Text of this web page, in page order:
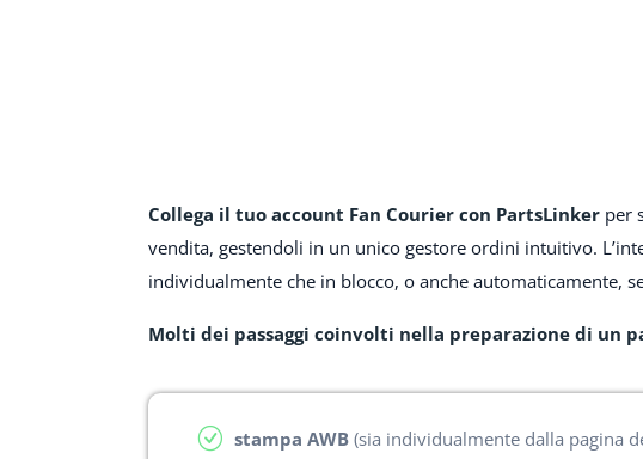
Collega il tuo account Fan Courier con PartsLinker per
vendita, gestendoli in un unico gestore ordini intuitivo.
individualmente che in blocco, o anche automaticamente,
Molti dei passaggi coinvolti nella preparazione di un
stampa AWB (sia individualmente dalla pagina